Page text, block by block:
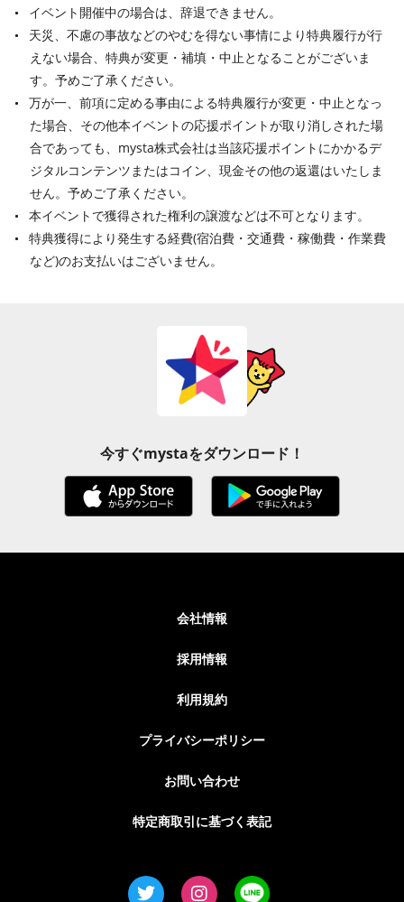
イベント開催中の場合は、辞退できません。
天災、不慮の事故などのやむを得ない事情により特典履行が行
えない場合、特典が変更・補填・中止となることがございま
す。予めご了承ください。
万が一、前項に定める事由による特典履行が変更・中止となっ
た場合、その他本イベントの応援ポイントが取り消しされた場
合であっても、mysta株式会社は当該応援ポイントにかかるデ
ジタルコンテンツまたはコイン、現金その他の返還はいたしま
せん。予めご了承ください。
本イベントで獲得された権利の譲渡などは不可となります。
特典獲得により発生する経費(宿泊費・交通費・稼働費・作業費
など)のお支払いはございません。
今すぐmystaをダウンロード！
会社情報
採用情報
利用規約
プライバシーポリシー
お問い合わせ
特定商取引に基づく表記